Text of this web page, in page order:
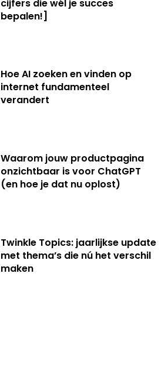
cijfers die wél je succes
bepalen!]
Hoe AI zoeken en vinden op
internet fundamenteel
verandert
Waarom jouw productpagina
onzichtbaar is voor ChatGPT
(en hoe je dat nu oplost)
Twinkle Topics: jaarlijkse update
met thema’s die nú het verschil
maken